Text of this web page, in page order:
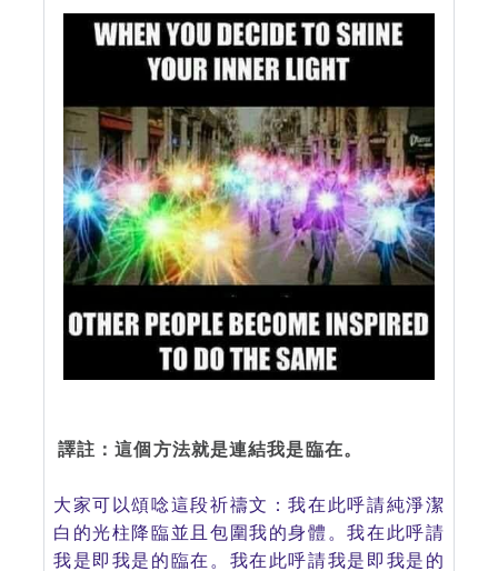
譯註：這個方法就是連結我是臨在。
大家可以頌唸這段祈禱文：我在此呼請純淨潔
白的光柱降臨並且包圍我的身體。我在此呼請
我是即我是的臨在。我在此呼請我是即我是的